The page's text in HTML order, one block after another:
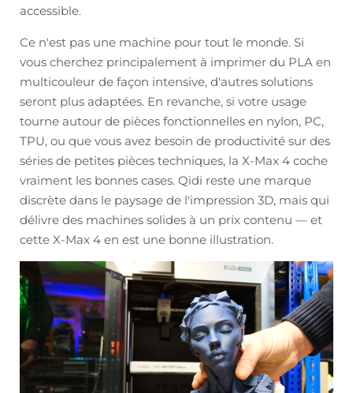
accessible.
Ce n'est pas une machine pour tout le monde. Si
vous cherchez principalement à imprimer du PLA en
multicouleur de façon intensive, d'autres solutions
seront plus adaptées. En revanche, si votre usage
tourne autour de pièces fonctionnelles en nylon, PC,
TPU, ou que vous avez besoin de productivité sur des
séries de petites pièces techniques, la X-Max 4 coche
vraiment les bonnes cases. Qidi reste une marque
discrète dans le paysage de l'impression 3D, mais qui
délivre des machines solides à un prix contenu — et
cette X-Max 4 en est une bonne illustration.